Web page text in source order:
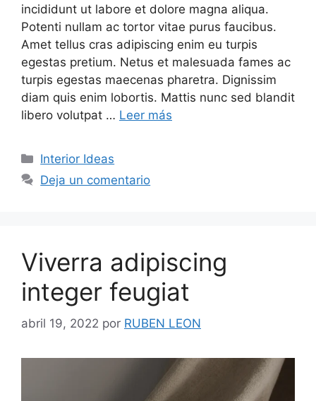
incididunt ut labore et dolore magna aliqua.
Potenti nullam ac tortor vitae purus faucibus.
Amet tellus cras adipiscing enim eu turpis
egestas pretium. Netus et malesuada fames ac
turpis egestas maecenas pharetra. Dignissim
diam quis enim lobortis. Mattis nunc sed blandit
libero volutpat … Leer más
Categorías
Interior Ideas
Deja un comentario
Viverra adipiscing
integer feugiat
abril 19, 2022 por RUBEN LEON